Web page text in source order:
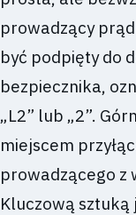
prowadzący
być podpięty do
bezpiecznika,
„L2” lub „2”.
miejscem
prowadzącego z
Kluczową